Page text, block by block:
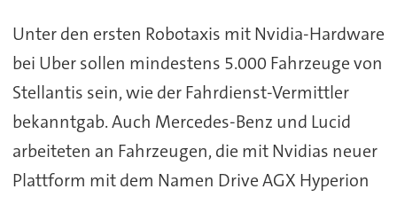
Unter den ersten Robotaxis mit Nvidia-Hardware
bei Uber sollen mindestens 5.000 Fahrzeuge von
Stellantis sein, wie der Fahrdienst-Vermittler
bekanntgab. Auch Mercedes-Benz und Lucid
arbeiteten an Fahrzeugen, die mit Nvidias neuer
Plattform mit dem Namen Drive AGX Hyperion